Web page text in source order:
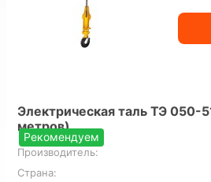
Электрическая таль ТЭ 050-
метров)
Производитель:
Страна:
Рекомендуем